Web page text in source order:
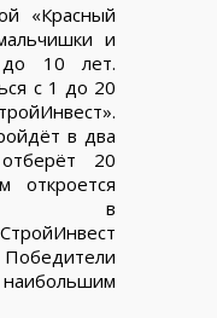
«Красный
и
до 10 лет.
с 1 до 20
в два
20
откроется
в